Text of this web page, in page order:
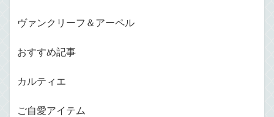
ヴァンクリーフ＆アーペル
おすすめ記事
カルティエ
ご自愛アイテム